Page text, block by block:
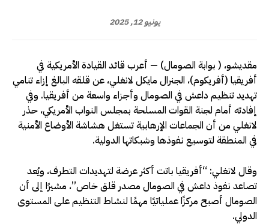
يونيو 12, 2025
مقديشو، ( بوابة الصومال) — أعرب قائد القيادة الأمريكية في
أفريقيا (أفريكوم)، الجنرال مايكل لانغلي، عن قلقه البالغ إزاء تنامي
تهديد تنظيم داعش في الصومال وأجزاء واسعة من أفريقيا. وفي
إفادته أمام لجنة القوات المسلحة بمجلس النواب الأمريكي، حذر
لانغلي من أن الجماعات الإرهابية تستغل هشاشة الأوضاع الأمنية
في المنطقة لتوسيع نفوذها وشبكاتها الدولية.
وقال لانغلي: “أفريقيا باتت أكثر عرضة لتهديدات التطرف، ويُعد
تصاعد نفوذ داعش في الصومال مصدر قلق خاص”، مشيرًا إلى أن
الصومال أصبح مركزًا عملياتيًا مهمًا لنشاط التنظيم على المستوى
الدولي.